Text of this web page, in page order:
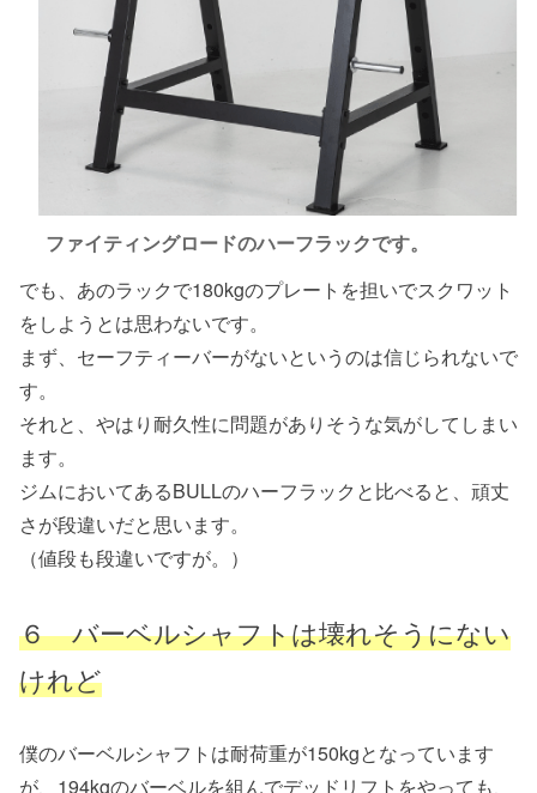
ファイティングロードのハーフラックです。
でも、あのラックで180kgのプレートを担いでスクワット
をしようとは思わないです。
まず、セーフティーバーがないというのは信じられないで
す。
それと、やはり耐久性に問題がありそうな気がしてしまい
ます。
ジムにおいてあるBULLのハーフラックと比べると、頑丈
さが段違いだと思います。
（値段も段違いですが。）
６ バーベルシャフトは壊れそうにない
けれど
僕のバーベルシャフトは耐荷重が150kgとなっています
が、194kgのバーベルを組んでデッドリフトをやっても、